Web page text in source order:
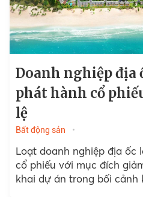
Doanh nghiệp địa
phát hành cổ
lệ
Bất động sản
Loạt doanh nghiệp địa ốc
cổ phiếu với mục đích
khai dự án trong bối cảnh